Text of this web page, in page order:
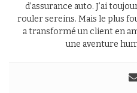
d’assurance auto. J’ai
rouler sereins. Mais le plus
a transformé un client en
une aventure